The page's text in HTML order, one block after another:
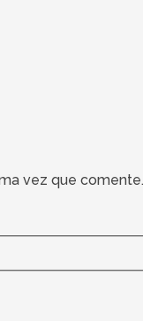
vez que comente.